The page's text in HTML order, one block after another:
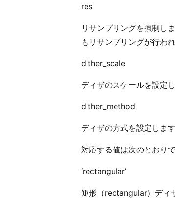
res
リサンプリングを強制し
もリサンプリングが行われ
dither_scale
ディザのスケールを設定
dither_method
ディザの方式を設定しま
対応する値は次のとおりで
‘rectangular’
矩形（rectangular）ディ